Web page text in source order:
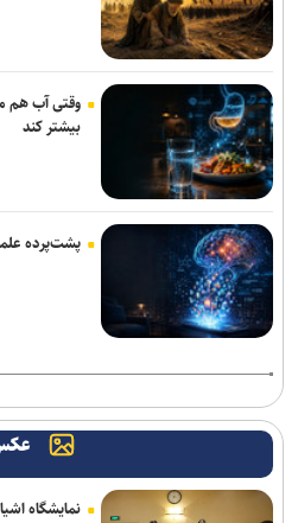
پرداخت مطالبات بازنشستگان در اولویت
جزئیات ثبت ادعا، تهیه نقشه UTM و ارائه مادر سند اعلام شد
روایت کولیوند از خدمات هلال احمر در
کشف بقایای انسانی در ارتفاعات شمیرانات
تردد روان در تمامی محورهای شمالی و
۳ سانحه مرگبار طی یک هفته در
رانندگان و عابران
زایمان اورژانسی و نجات جان یک کودک
«رسانه»، سنگر نخست آگاهی‌بخشی در
وقتی آب هم
بیشتر کند
پشت‌پرده
نمایشگاه